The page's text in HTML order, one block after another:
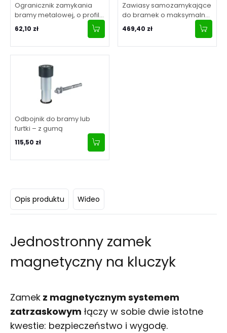
Ogranicznik zamykania
bramy metalowej, o profilu
prostokątnym - 1 szt.
62,10 zł
Zawiasy samozamykające
do bramek o maksymalnej
wadze 20 kg (ścienno-
słupkowe) - 2szt.
469,40 zł
Odbojnik do bramy lub
furtki – z gumą
115,50 zł
Opis produktu Wideo
Jednostronny zamek
magnetyczny na kluczyk
Zamek z magnetycznym systemem
zatrzaskowym łączy w sobie dwie istotne
kwestie: bezpieczeństwo i wygodę.